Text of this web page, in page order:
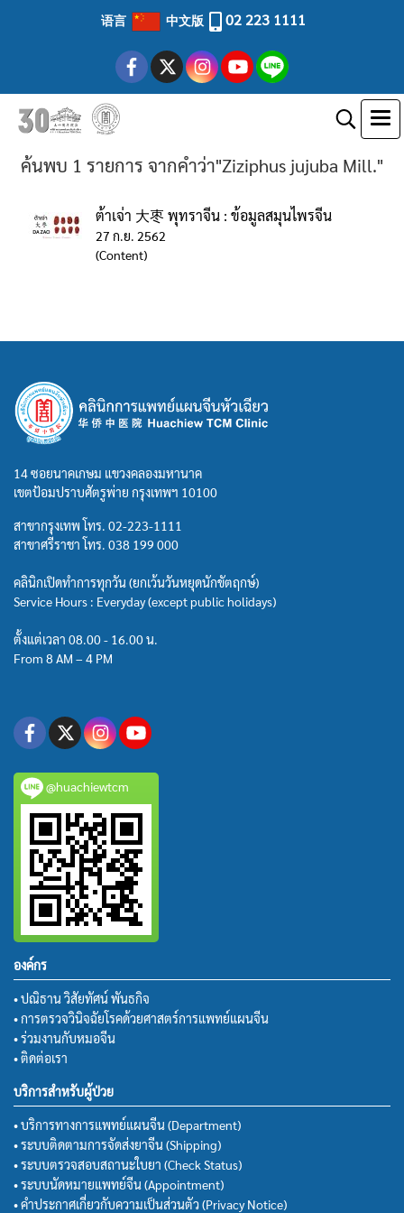
语言 中文版 02 223 1111
ค้นพบ 1 รายการ จากคำว่า"Ziziphus jujuba Mill."
ต้าเจ่า 大枣 พุทราจีน : ข้อมูลสมุนไพรจีน
27 ก.ย. 2562
(Content)
14 ซอยนาคเกษม แขวงคลองมหานาค
เขตป้อมปราบศัตรูพ่าย กรุงเทพฯ 10100
สาขากรุงเทพ โทร. 02-223-1111
สาขาศรีราชา โทร. 038 199 000
คลินิกเปิดทำการทุกวัน (ยกเว้นวันหยุดนักขัตฤกษ์)
Service Hours : Everyday (except public holidays)
ตั้งแต่เวลา 08.00 - 16.00 น.
From 8 AM – 4 PM
@huachiewtcm
องค์กร
• ปณิธาน วิสัยทัศน์ พันธกิจ
• การตรวจวินิจฉัยโรคด้วยศาสตร์การแพทย์แผนจีน
• ร่วมงานกับหมอจีน
• ติดต่อเรา
บริการสำหรับผู้ป่วย
• บริการทางการแพทย์แผนจีน (Department)
• ระบบติดตามการจัดส่งยาจีน (Shipping)
• ระบบตรวจสอบสถานะใบยา (Check Status)
• ระบบนัดหมายแพทย์จีน (Appointment)
• คำประกาศเกี่ยวกับความเป็นส่วนตัว (Privacy Notice)